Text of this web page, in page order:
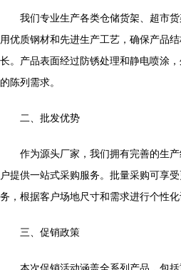
我们专业生产各类仓储货架、超市
用优质钢材和先进生产工艺，确保产品
长。产品表面经过防锈处理和静电喷涂
的陈列需求。
二、批发优势
作为源头厂家，我们拥有完善的生
户提供一站式采购服务。批量采购可享
务，根据客户场地尺寸和需求进行个性化
三、促销政策